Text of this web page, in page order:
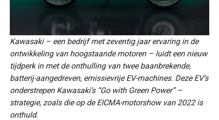
Kawasaki – een bedrijf met zeventig jaar ervaring in de
ontwikkeling van hoogstaande motoren – luidt een nieuw
tijdperk in met de onthulling van twee baanbrekende,
batterij-aangedreven, emissievrije EV-machines. Deze EV’s
onderstrepen Kawasaki’s “Go with Green Power” –
strategie, zoals die op de EICMA-motorshow van 2022 is
onthuld.